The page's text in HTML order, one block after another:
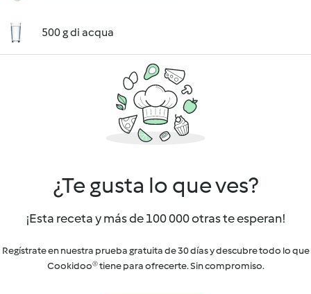
500 g di acqua
¿Te gusta lo que ves?
¡Esta receta y más de 100 000 otras te esperan!
Regístrate en nuestra prueba gratuita de 30 días y descubre todo lo que
Cookidoo® tiene para ofrecerte. Sin compromiso.